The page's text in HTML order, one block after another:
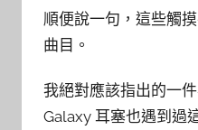
順便說一句，這些觸
曲目。
我絕對應該指出的一
Galaxy 耳塞也遇到過